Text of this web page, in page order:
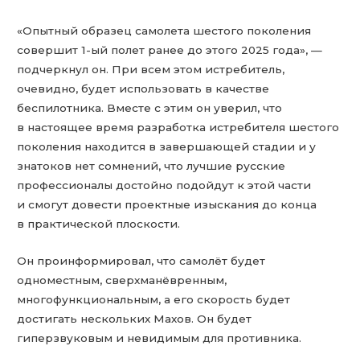
«Опытный образец самолета шестого поколения
совершит 1-ый полет ранее до этого 2025 года», —
подчеркнул он. При всем этом истребитель,
очевидно, будет использовать в качестве
беспилотника. Вместе с этим он уверил, что
в настоящее время разработка истребителя шестого
поколения находится в завершающей стадии и у
знатоков нет сомнений, что лучшие русские
профессионалы достойно подойдут к этой части
и смогут довести проектные изыскания до конца
в практической плоскости.
Он проинформировал, что самолёт будет
одноместным, сверхманёвренным,
многофункциональным, а его скорость будет
достигать нескольких Махов. Он будет
гиперзвуковым и невидимым для противника.